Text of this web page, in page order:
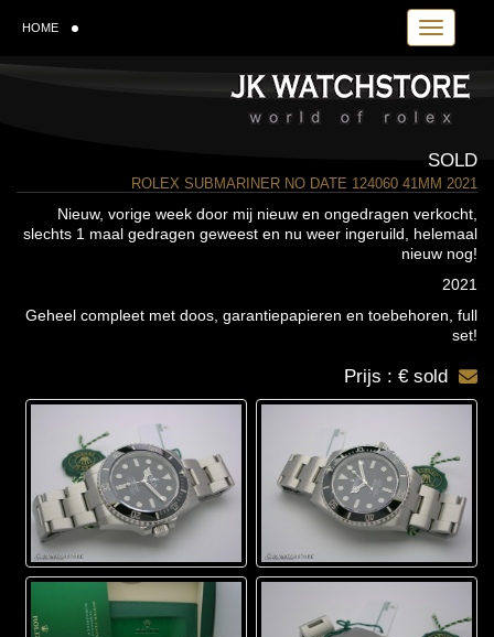
Toggle
HOME
SOLD
ROLEX SUBMARINER NO DATE 124060 41MM 2021
Nieuw, vorige week door mij nieuw en ongedragen verkocht,
slechts 1 maal gedragen geweest en nu weer ingeruild, helemaal
nieuw nog!
2021
Geheel compleet met doos, garantiepapieren en toebehoren, full
set!
Prijs : € sold